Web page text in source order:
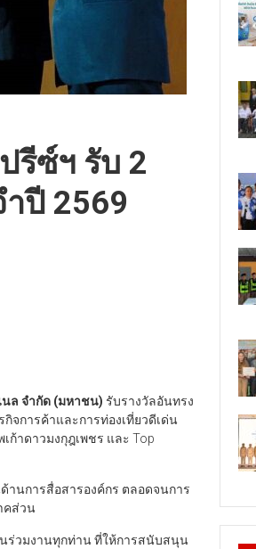
รีซ์ฯ รับ 2
ปี 2569
นล จำกัด (มหาชน) รับรางวัลอันทรง
กิจการค้าและการท่องเที่ยวดีเด่น
ก้าดาวมงกุฎเพชร และ Top
านการสื่อสารองค์กร ตลอดจนการ
คส่วน
ร่วมงานทุกท่าน ที่ให้การสนับสนุน